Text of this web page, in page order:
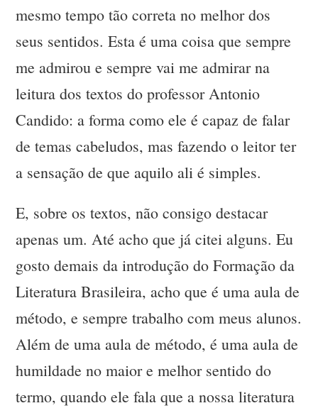
mesmo tempo tão correta no melhor dos
seus sentidos. Esta é uma coisa que sempre
me admirou e sempre vai me admirar na
leitura dos textos do professor Antonio
Candido: a forma como ele é capaz de falar
de temas cabeludos, mas fazendo o leitor ter
a sensação de que aquilo ali é simples.
E, sobre os textos, não consigo destacar
apenas um. Até acho que já citei alguns. Eu
gosto demais da introdução do Formação da
Literatura Brasileira, acho que é uma aula de
método, e sempre trabalho com meus alunos.
Além de uma aula de método, é uma aula de
humildade no maior e melhor sentido do
termo, quando ele fala que a nossa literatura